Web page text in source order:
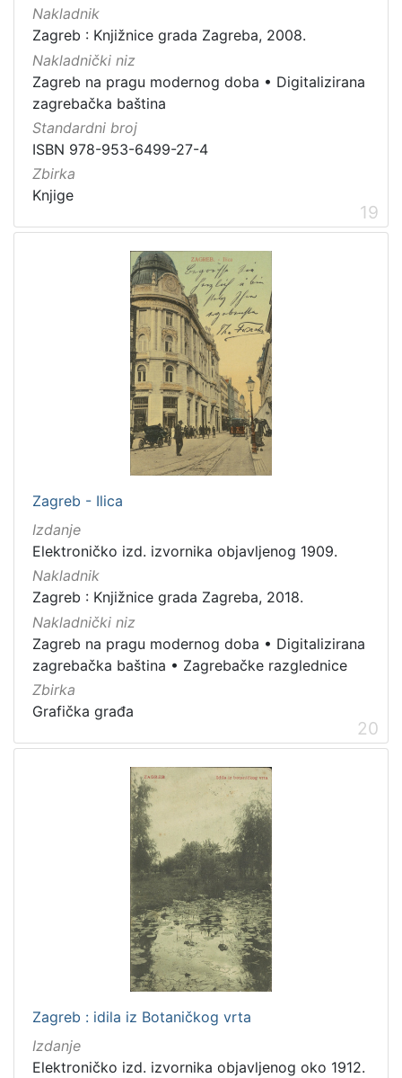
Nakladnik
Zagreb : Knjižnice grada Zagreba, 2008.
Nakladnički niz
Zagreb na pragu modernog doba • Digitalizirana
zagrebačka baština
Standardni broj
ISBN 978-953-6499-27-4
Zbirka
Knjige
19
Zagreb - Ilica
Izdanje
Elektroničko izd. izvornika objavljenog 1909.
Nakladnik
Zagreb : Knjižnice grada Zagreba, 2018.
Nakladnički niz
Zagreb na pragu modernog doba • Digitalizirana
zagrebačka baština • Zagrebačke razglednice
Zbirka
Grafička građa
20
Zagreb : idila iz Botaničkog vrta
Izdanje
Elektroničko izd. izvornika objavljenog oko 1912.